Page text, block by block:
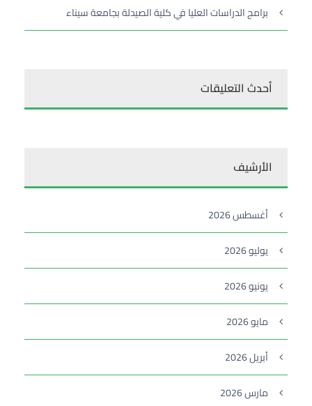
برامج الدراسات العليا في كلية الصيدلة بجامعة سيناء
أحدث التعليقات
الأرشيف
أغسطس 2026
يوليو 2026
يونيو 2026
مايو 2026
أبريل 2026
مارس 2026